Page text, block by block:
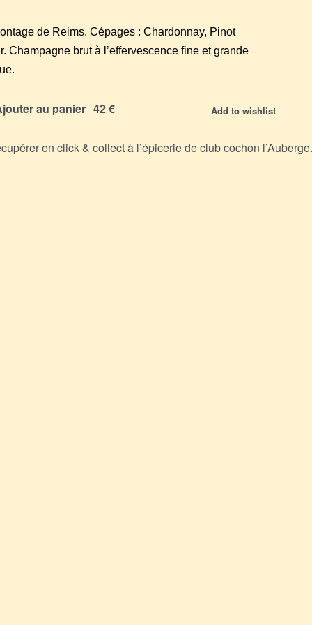
de Reims. Cépages : Chardonnay, Pinot
Champagne brut à l’effervescence fine et grande
au panier Add to wishlist
en click & collect à l’épicerie de club cochon l’Auberge.